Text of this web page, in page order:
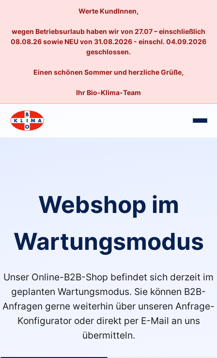
Werte KundInnen,
wegen Betriebsurlaub haben wir von 27.07 – einschließlich
08.08.26 sowie NEU von 31.08.2026 - einschl. 04.09.2026
geschlossen.
Einen schönen Sommer und herzliche Grüße,
Ihr Bio-Klima-Team
Webshop im
Wartungsmodus
Unser Online-B2B-Shop befindet sich derzeit im
geplanten Wartungsmodus. Sie können B2B-
Anfragen gerne weiterhin über unseren Anfrage-
Konfigurator oder direkt per E-Mail an uns
übermitteln.